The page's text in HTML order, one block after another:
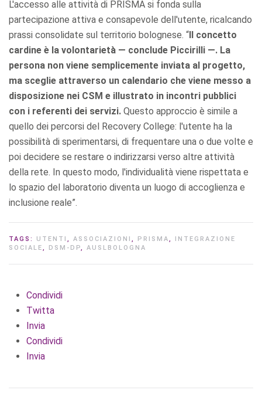
L'accesso alle attività di PRISMA si fonda sulla
partecipazione attiva e consapevole dell'utente, ricalcando
prassi consolidate sul territorio bolognese. “Il concetto
cardine è la volontarietà — conclude Piccirilli —. La
persona non viene semplicemente inviata al progetto,
ma sceglie attraverso un calendario che viene messo a
disposizione nei CSM e illustrato in incontri pubblici
con i referenti dei servizi. Questo approccio è simile a
quello dei percorsi del Recovery College: l'utente ha la
possibilità di sperimentarsi, di frequentare una o due volte e
poi decidere se restare o indirizzarsi verso altre attività
della rete. In questo modo, l'individualità viene rispettata e
lo spazio del laboratorio diventa un luogo di accoglienza e
inclusione reale”.
TAGS: UTENTI , ASSOCIAZIONI , PRISMA, INTEGRAZIONE
SOCIALE, DSM-DP, AUSLBOLOGNA
Condividi
Twitta
Invia
Condividi
Invia